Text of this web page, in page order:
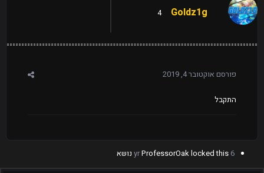
Goldz1g
4
פורסם אוקטובר 4, 2019
התקבל
6 yr
ProfessorOaklocked this נושא